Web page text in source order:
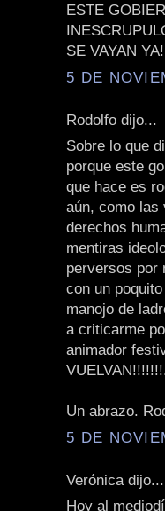
ESTE
SE VAYAN
5 DE
Rodolfo dijo...
Sobre lo que
porque este
que hace es
aún, como las
derechos
mentiras
perversos por
con un
manojo de
a criticarme
animador
Un abrazo.
5 DE
Verónica dijo...
Hoy al